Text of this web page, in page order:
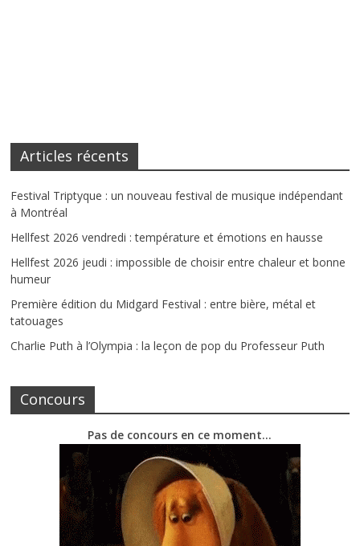
Articles récents
Festival Triptyque : un nouveau festival de musique indépendant
à Montréal
Hellfest 2026 vendredi : température et émotions en hausse
Hellfest 2026 jeudi : impossible de choisir entre chaleur et bonne
humeur
Première édition du Midgard Festival : entre bière, métal et
tatouages
Charlie Puth à l’Olympia : la leçon de pop du Professeur Puth
Concours
Pas de concours en ce moment…